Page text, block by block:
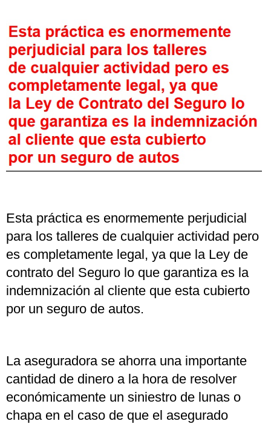
Esta práctica es enormemente perjudicial
para los talleres de cualquier actividad pero
es completamente legal, ya que la Ley de
contrato del Seguro lo que garantiza es la
indemnización al cliente que esta cubierto
por un seguro de autos.
La aseguradora se ahorra una importante
cantidad de dinero a la hora de resolver
económicamente un siniestro de lunas o
chapa en el caso de que el asegurado